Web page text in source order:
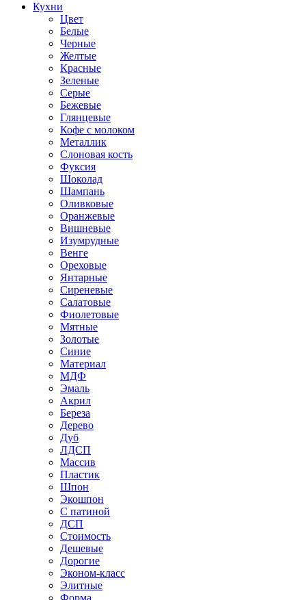
Кухни
Цвет
Белые
Черные
Желтые
Красные
Зеленые
Серые
Бежевые
Глянцевые
Кофе с молоком
Металлик
Слоновая кость
Фуксия
Шоколад
Шампань
Оливковые
Оранжевые
Вишневые
Изумрудные
Венге
Ореховые
Янтарные
Сиреневые
Салатовые
Фиолетовые
Мятные
Золотые
Синие
Материал
МДФ
Эмаль
Акрил
Береза
Дерево
Дуб
ЛДСП
Массив
Пластик
Шпон
Экошпон
С патиной
ДСП
Стоимость
Дешевые
Дорогие
Эконом-класс
Элитные
Форма